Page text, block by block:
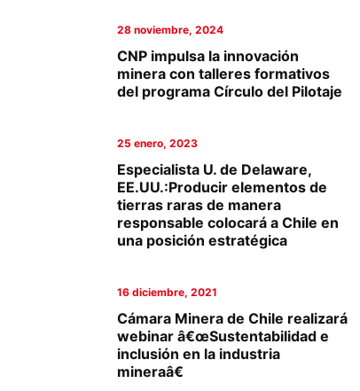
Columnas de Opinión
Calendario de Eventos
28 noviembre, 2024
CNP impulsa la innovación
minera con talleres formativos
del programa Círculo del Pilotaje
25 enero, 2023
Especialista U. de Delaware,
EE.UU.:Producir elementos de
tierras raras de manera
responsable colocará a Chile en
una posición estratégica
16 diciembre, 2021
Cámara Minera de Chile realizará
webinar â€œSustentabilidad e
inclusión en la industria
mineraâ€